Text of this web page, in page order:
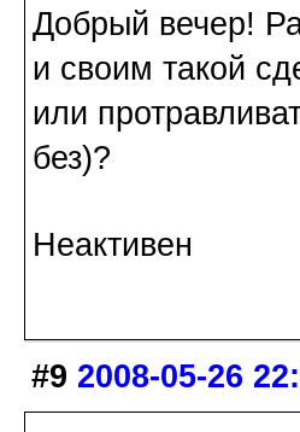
Добрый вечер!
и своим такой
или
без)?
Неактивен
#9 2008-05-26